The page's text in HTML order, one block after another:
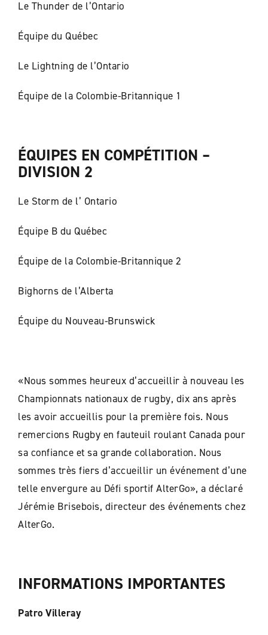
Le Thunder de l’Ontario
Équipe du Québec
Le Lightning de l’Ontario
Équipe de la Colombie-Britannique 1
ÉQUIPES EN COMPÉTITION –
DIVISION 2
Le Storm de l’ Ontario
Équipe B du Québec
Équipe de la Colombie-Britannique 2
Bighorns de l’Alberta
Équipe du Nouveau-Brunswick
«Nous sommes heureux d’accueillir à nouveau les
Championnats nationaux de rugby, dix ans après
les avoir accueillis pour la première fois. Nous
remercions Rugby en fauteuil roulant Canada pour
sa confiance et sa grande collaboration. Nous
sommes très fiers d’accueillir un événement d’une
telle envergure au Défi sportif AlterGo», a déclaré
Jérémie Brisebois, directeur des événements chez
AlterGo.
INFORMATIONS IMPORTANTES
Patro Villeray